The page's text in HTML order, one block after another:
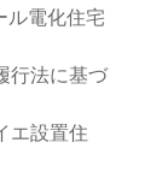
電化住宅
行法に基づ
エ設置住